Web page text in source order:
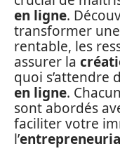
en ligne.
transformer
rentable, les
assurer la
quoi s’attendre
en ligne.
sont abordés
faciliter votre
l’